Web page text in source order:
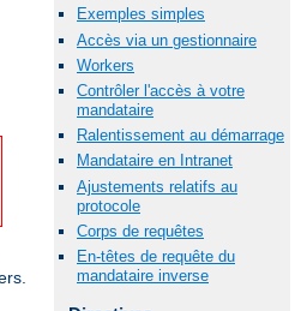
Exemples simples
Accès via un gestionnaire
Workers
Contrôler l'accès à votre
mandataire
Ralentissement au démarrage
Mandataire en Intranet
Ajustements relatifs au
protocole
Corps de requêtes
En-têtes de requête du
mandataire inverse